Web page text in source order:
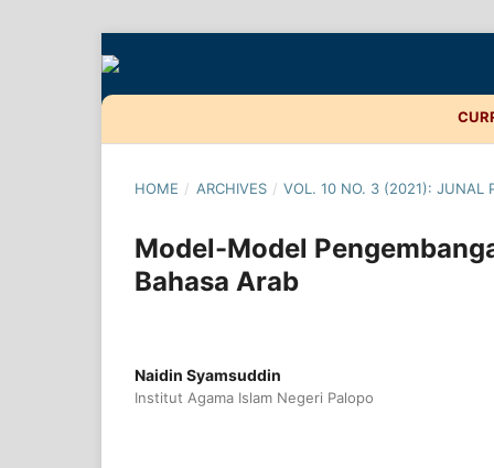
HOME / ARCHIVES / VOL. 10 NO. 3 (2021): JUNAL
Model-Model
Bahasa Arab
Naidin Syamsuddin
Institut Agama Islam Negeri Palopo